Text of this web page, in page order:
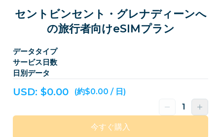
セントビンセント・グレナディーンへ
の旅行者向けeSIMプラン
データタイプ
サービス日数
日別データ
USD: $0.00 (約$0.00 / 日)
今すぐ購入